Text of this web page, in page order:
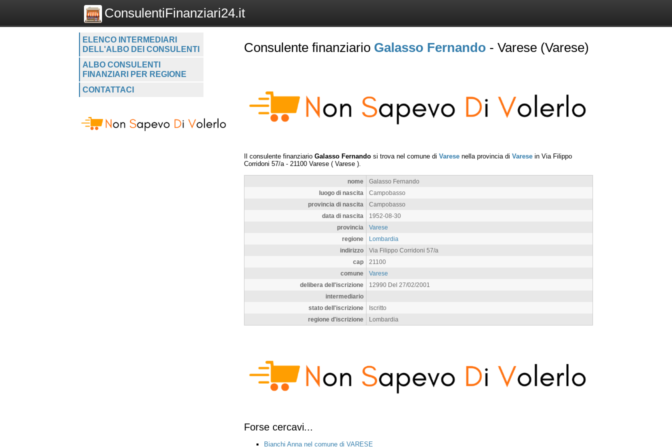
ConsulentiFinanziari24.it
ELENCO INTERMEDIARI
DELL'ALBO DEI CONSULENTI
ALBO CONSULENTI
FINANZIARI PER REGIONE
CONTATTACI
Consulente finanziario Galasso Fernando - Varese (Varese)
Il consulente finanziario Galasso Fernando si trova nel comune di Varese nella provincia di Varese in Via Filippo
Corridoni 57/a - 21100 Varese ( Varese ).
nome
Galasso Fernando
luogo di nascita
Campobasso
provincia di nascita
Campobasso
data di nascita
1952-08-30
provincia
Varese
regione
Lombardia
indirizzo
Via Filippo Corridoni 57/a
cap
21100
comune
Varese
delibera dell'iscrizione
12990 Del 27/02/2001
intermediario
stato dell'iscrizione
Iscritto
regione d'iscrizione
Lombardia
Forse cercavi...
Bianchi Anna nel comune di VARESE